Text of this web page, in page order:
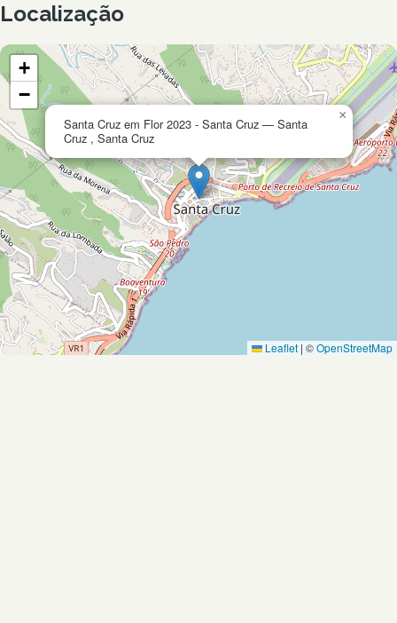
Localização
Santa Cruz em Flor 2023 - Santa Cruz — Santa
Cruz , Santa Cruz
×
+
−
Leaflet | ©OpenStreetMap